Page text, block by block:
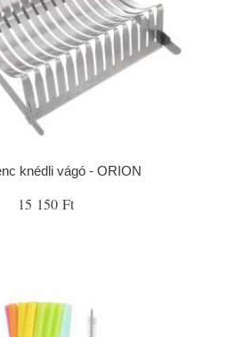
knédli vágó - ORION
15 150 Ft